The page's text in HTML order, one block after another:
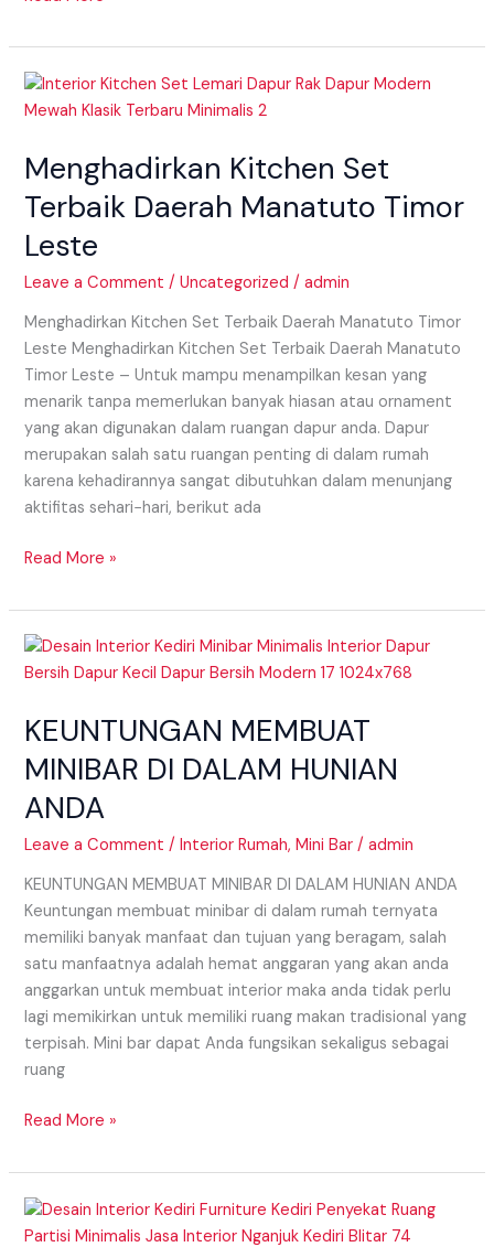
Menghadirkan Kitchen Set
Terbaik Daerah Manatuto Timor
Leste
Leave a Comment /Uncategorized /admin
Menghadirkan Kitchen Set Terbaik Daerah Manatuto Timor
Leste Menghadirkan Kitchen Set Terbaik Daerah Manatuto
Timor Leste – Untuk mampu menampilkan kesan yang
menarik tanpa memerlukan banyak hiasan atau ornament
yang akan digunakan dalam ruangan dapur anda. Dapur
merupakan salah satu ruangan penting di dalam rumah
karena kehadirannya sangat dibutuhkan dalam menunjang
aktifitas sehari−hari, berikut ada
Menghadirkan
Kitchen
Terbaik
Manatuto
Timor
Read More »
KEUNTUNGAN MEMBUAT
MINIBAR DI DALAM HUNIAN
ANDA
Leave a Comment /Interior Rumah,Mini Bar /admin
KEUNTUNGAN MEMBUAT MINIBAR DI DALAM HUNIAN ANDA
Keuntungan membuat minibar di dalam rumah ternyata
memiliki banyak manfaat dan tujuan yang beragam, salah
satu manfaatnya adalah hemat anggaran yang akan anda
anggarkan untuk membuat interior maka anda tidak perlu
lagi memikirkan untuk memiliki ruang makan tradisional yang
terpisah. Mini bar dapat Anda fungsikan sekaligus sebagai
ruang
KEUNTUNGAN
MEMBUAT
DI
HUNIAN
ANDA
Read More »
INSPIRASI
DAPUR